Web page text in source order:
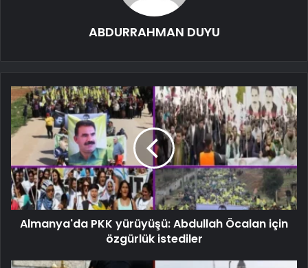
ABDURRAHMAN DUYU
Almanya'da PKK yürüyüşü: Abdullah Öcalan için
özgürlük istediler